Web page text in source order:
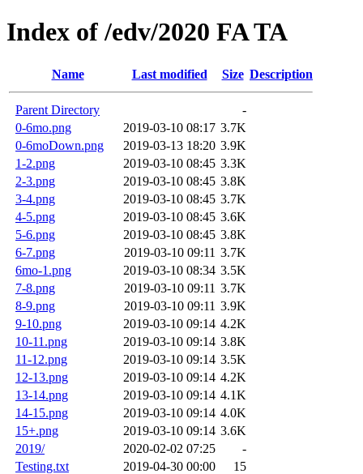
Index of /edv/2020 FA TA
Name Last modified Size Description
Parent Directory
-
0-6mo.png
2019-03-10 08:17 3.7K
0-6moDown.png
2019-03-13 18:20 3.9K
1-2.png
2019-03-10 08:45 3.3K
2-3.png
2019-03-10 08:45 3.8K
3-4.png
2019-03-10 08:45 3.7K
4-5.png
2019-03-10 08:45 3.6K
5-6.png
2019-03-10 08:45 3.8K
6-7.png
2019-03-10 09:11 3.7K
6mo-1.png
2019-03-10 08:34 3.5K
7-8.png
2019-03-10 09:11 3.7K
8-9.png
2019-03-10 09:11 3.9K
9-10.png
2019-03-10 09:14 4.2K
10-11.png
2019-03-10 09:14 3.8K
11-12.png
2019-03-10 09:14 3.5K
12-13.png
2019-03-10 09:14 4.2K
13-14.png
2019-03-10 09:14 4.1K
14-15.png
2019-03-10 09:14 4.0K
15+.png
2019-03-10 09:14 3.6K
2019/
2020-02-02 07:25
-
Testing.txt
2019-04-30 00:00
15